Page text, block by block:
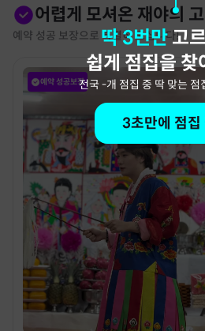
딱 3번만 고
쉽게 점집을 찾
전국 -개 점집 중 딱 맞는
3초만에 점집
어렵게 모셔온 재야의
예약 성공 보장으로 특별히 모십니다!
예약 성공보장